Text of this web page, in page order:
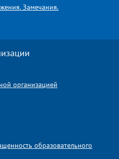
Замечания.
организацией
образовательного